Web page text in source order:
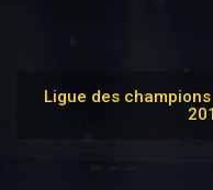
Ligue des